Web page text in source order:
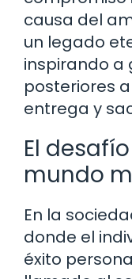
causa del
un legado
inspirando a
posteriores
entrega y
El
mundo
En la
donde el
éxito